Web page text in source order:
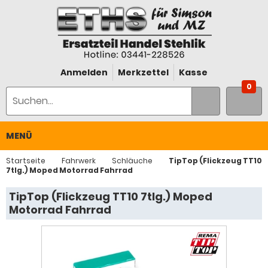
Anmelden Merkzettel Kasse
0
MENÜ
Startseite Fahrwerk Schläuche
TipTop (Flickzeug TT10
7tlg.) Moped Motorrad Fahrrad
TipTop (Flickzeug TT10 7tlg.) Moped
Motorrad Fahrrad